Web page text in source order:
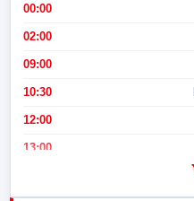
00:00
02:00
09:00
10:30
12:00
13:00